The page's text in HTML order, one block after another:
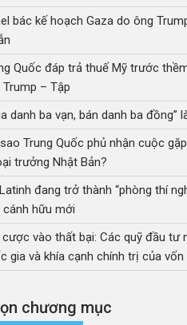
bác kế hoạch Gaza do ông
Quốc đáp trả thuế Mỹ trước
Trump – Tập
danh ba vạn, bán danh ba đồng”
Trung Quốc phủ nhận cuộc
trưởng Nhật Bản?
đang trở thành “phòng thí
cánh hữu mới
vào thất bại: Các quỹ đầu tư
gia và khía cạnh chính trị của vốn
chương mục